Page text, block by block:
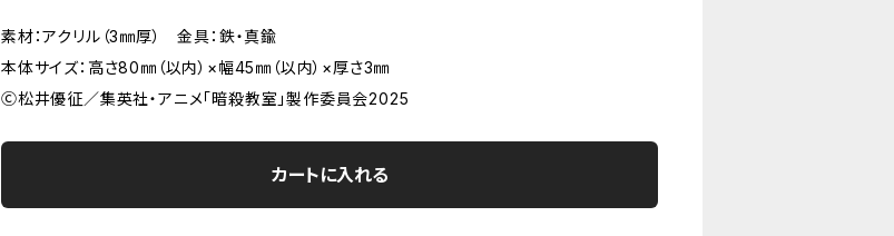
素材：アクリル（3㎜厚） 金具：鉄・真鍮
本体サイズ：高さ80㎜（以内）×幅45㎜（以内）×厚さ3㎜
Ⓒ松井優征／集英社・アニメ「暗殺教室」製作委員会2025
カートに入れる